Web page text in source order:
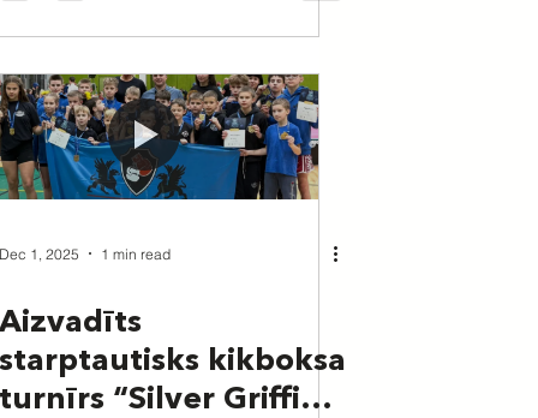
Dec 1, 2025 1 min read
Aizvadīts
starptautisks kikboksa
turnīrs “Silver Griffin